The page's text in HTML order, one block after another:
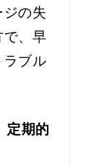
の失
、早
ブル
定期的